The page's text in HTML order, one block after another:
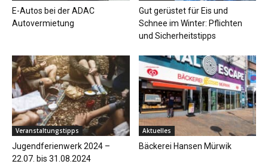
E-Autos bei der ADAC
Autovermietung
Gut gerüstet für Eis und
Schnee im Winter: Pflichten
und Sicherheitstipps
Veranstaltungstipps
Jugendferienwerk 2024 –
22.07. bis 31.08.2024
Aktuelles
Bäckerei Hansen Mürwik